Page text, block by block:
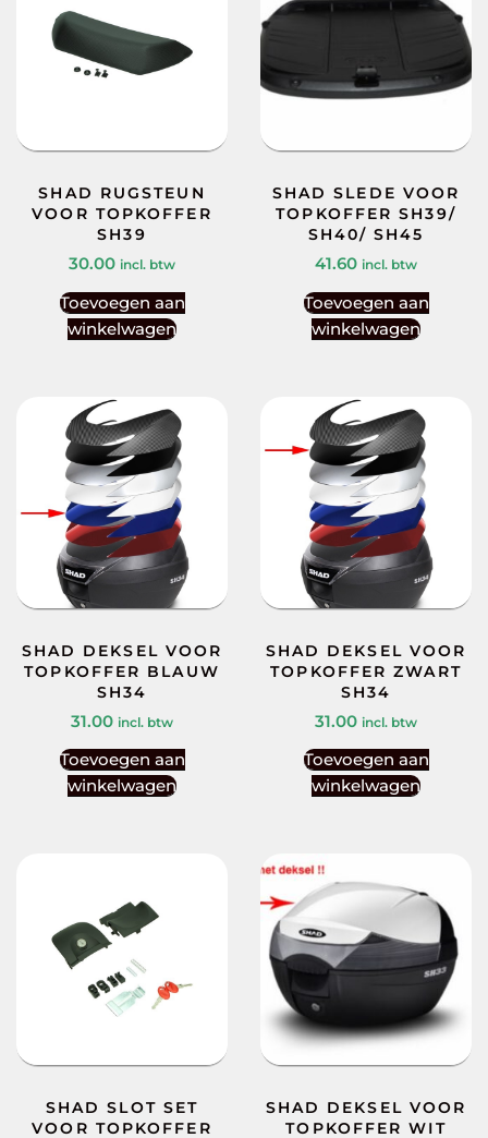
SHAD RUGSTEUN
VOOR TOPKOFFER
SH39
30.00 incl. btw
Toevoegen aan
winkelwagen
SHAD SLEDE VOOR
TOPKOFFER SH39/
SH40/ SH45
41.60 incl. btw
Toevoegen aan
winkelwagen
SHAD DEKSEL VOOR
TOPKOFFER BLAUW
SH34
31.00 incl. btw
Toevoegen aan
winkelwagen
SHAD DEKSEL VOOR
TOPKOFFER ZWART
SH34
31.00 incl. btw
Toevoegen aan
winkelwagen
SHAD SLOT SET
VOOR TOPKOFFER
SHAD DEKSEL VOOR
TOPKOFFER WIT